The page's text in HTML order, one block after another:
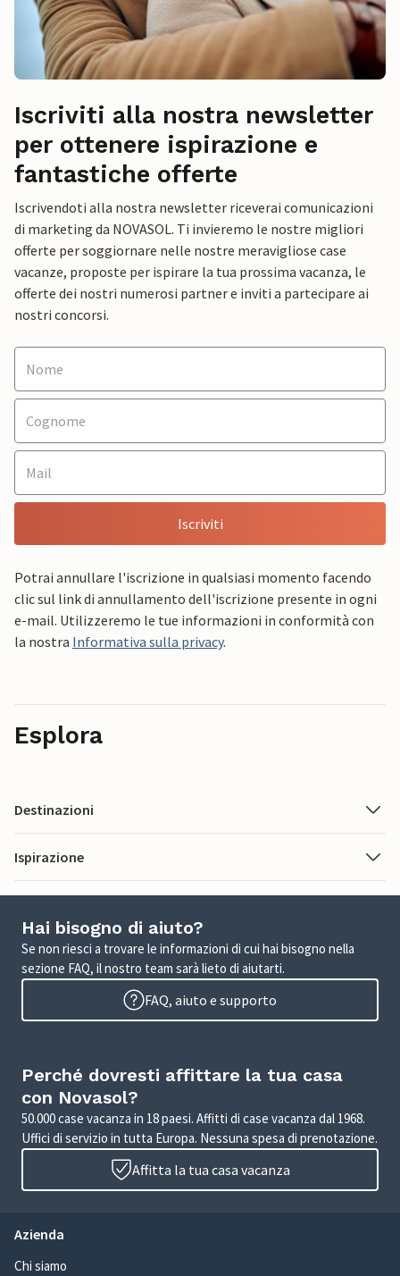
Iscriviti alla nostra newsletter
per ottenere ispirazione e
fantastiche offerte
Iscrivendoti alla nostra newsletter riceverai comunicazioni
di marketing da NOVASOL. Ti invieremo le nostre migliori
offerte per soggiornare nelle nostre meravigliose case
vacanze, proposte per ispirare la tua prossima vacanza, le
offerte dei nostri numerosi partner e inviti a partecipare ai
nostri concorsi.
Iscriviti
Potrai annullare l'iscrizione in qualsiasi momento facendo
clic sul link di annullamento dell'iscrizione presente in ogni
e-mail. Utilizzeremo le tue informazioni in conformità con
la nostra Informativa sulla privacy.
Esplora
Destinazioni
Ispirazione
Hai bisogno di aiuto?
Se non riesci a trovare le informazioni di cui hai bisogno nella
sezione FAQ, il nostro team sarà lieto di aiutarti.
FAQ, aiuto e supporto
Perché dovresti affittare la tua casa
con Novasol?
50.000 case vacanza in 18 paesi. Affitti di case vacanza dal 1968.
Uffici di servizio in tutta Europa. Nessuna spesa di prenotazione.
Affitta la tua casa vacanza
Azienda
Chi siamo